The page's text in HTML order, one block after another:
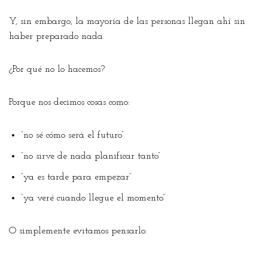
Y, sin embargo, la mayoría de las personas llegan ahí sin
haber preparado nada.
¿Por qué no lo hacemos?
Porque nos decimos cosas como:
“no sé cómo será el futuro”
“no sirve de nada planificar tanto”
“ya es tarde para empezar”
“ya veré cuando llegue el momento”
O simplemente evitamos pensarlo.